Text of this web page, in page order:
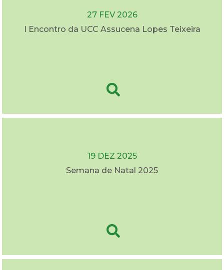
27 FEV 2026
I Encontro da UCC Assucena Lopes Teixeira
19 DEZ 2025
Semana de Natal 2025